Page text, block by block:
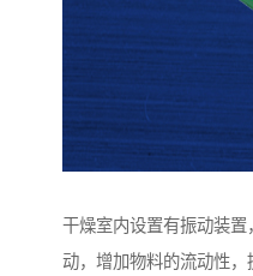
干燥室内设置有振动装
动，增加物料的流动性，